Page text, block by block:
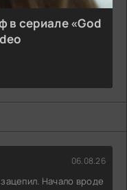
в сериале «God
06.08.26
Начало вроде